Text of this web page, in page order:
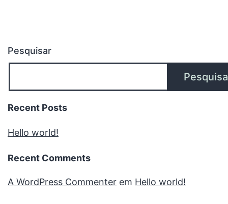
Pesquisar
Recent Posts
Hello world!
Recent Comments
A WordPress Commenter em Hello world!